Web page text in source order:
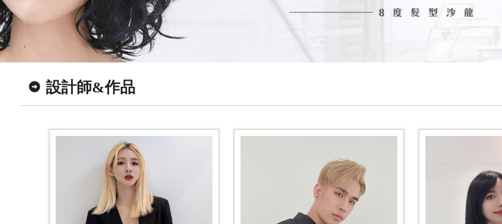
設計師&作品